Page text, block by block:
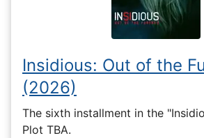
Insidious: Out of the
(2026)
The sixth installment in the
Plot TBA.